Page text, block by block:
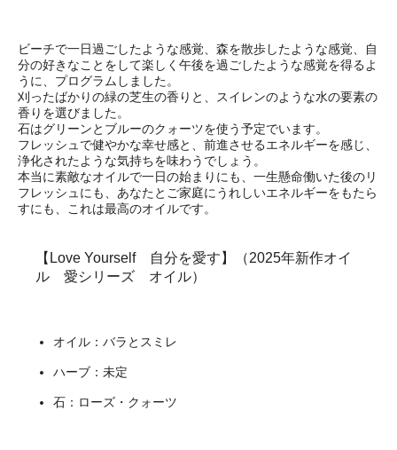
ビーチで一日過ごしたような感覚、森を散歩したような感覚、自
分の好きなことをして楽しく午後を過ごしたような感覚を得るよ
うに、プログラムしました。
刈ったばかりの緑の芝生の香りと、スイレンのような水の要素の
香りを選びました。
石はグリーンとブルーのクォーツを使う予定でいます。
フレッシュで健やかな幸せ感と、前進させるエネルギーを感じ、
浄化されたような気持ちを味わうでしょう。
本当に素敵なオイルで一日の始まりにも、一生懸命働いた後のリ
フレッシュにも、あなたとご家庭にうれしいエネルギーをもたら
すにも、これは最高のオイルです。
【Love Yourself 自分を愛す】（2025年新作オイ
ル 愛シリーズ オイル）
オイル：バラとスミレ
ハーブ：未定
石：ローズ・クォーツ